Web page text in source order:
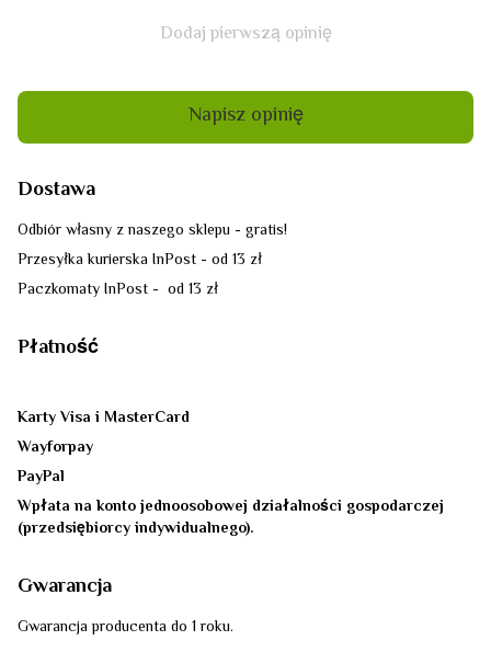
Dodaj pierwszą opinię
Napisz opinię
Dostawa
Odbiór własny z naszego sklepu - gratis!
Przesyłka kurierska InPost - od 13 zł
Paczkomaty InPost - od 13 zł
Płatność
Karty Visa i MasterCard
Wayforpay
PayPal
Wpłata na konto jednoosobowej działalności gospodarczej
(przedsiębiorcy indywidualnego).
Gwarancja
Gwarancja producenta do 1 roku.